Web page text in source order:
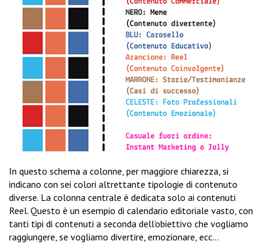
In questo schema a colonne, per maggiore chiarezza, si
indicano con sei colori altrettante tipologie di contenuto
diverse. La colonna centrale è dedicata solo ai contenuti
Reel. Questo è un esempio di calendario editoriale vasto, con
tanti tipi di contenuti a seconda dell’obiettivo che vogliamo
raggiungere, se vogliamo divertire, emozionare, ecc…